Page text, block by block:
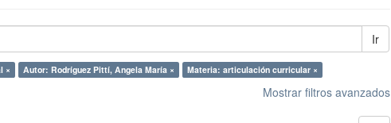
Ir
× Autor: Rodríguez Pittí, Angela María × Materia: articulación curricular ×
Mostrar filtros avanzados